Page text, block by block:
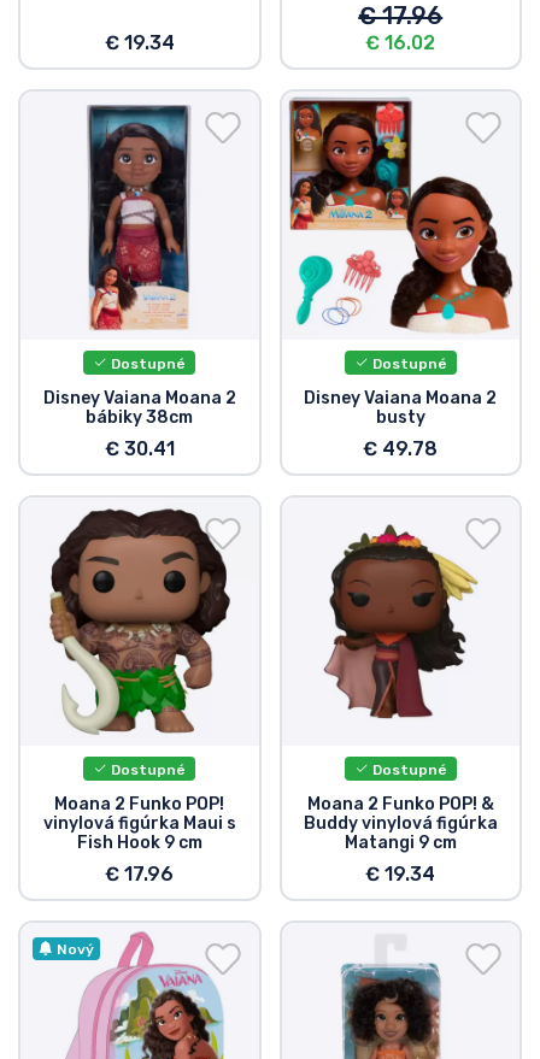
€ 19.34
€ 17.96
€ 16.02
Dostupné
Disney Vaiana Moana 2
bábiky 38cm
€ 30.41
Dostupné
Disney Vaiana Moana 2
busty
€ 49.78
Dostupné
Moana 2 Funko POP!
vinylová figúrka Maui s
Fish Hook 9 cm
€ 17.96
Dostupné
Moana 2 Funko POP! &
Buddy vinylová figúrka
Matangi 9 cm
€ 19.34
Nový